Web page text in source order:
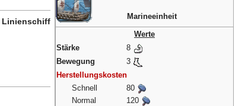
Marineeinheit
Werte
Stärke
8
Bewegung
3
Herstellungskosten
Schnell
80
Normal
120
Linienschiff